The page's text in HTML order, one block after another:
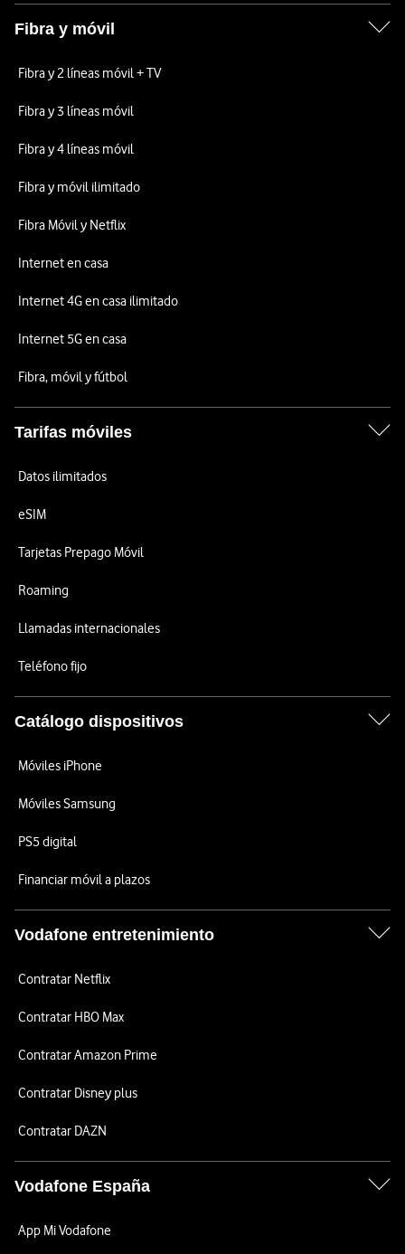
Fibra y móvil
Fibra y 2 líneas móvil + TV
Fibra y 3 líneas móvil
Fibra y 4 líneas móvil
Fibra y móvil ilimitado
Fibra Móvil y Netflix
Internet en casa
Internet 4G en casa ilimitado
Internet 5G en casa
Fibra, móvil y fútbol
Tarifas móviles
Datos ilimitados
eSIM
Tarjetas Prepago Móvil
Roaming
Llamadas internacionales
Teléfono fijo
Catálogo dispositivos
Móviles iPhone
Móviles Samsung
PS5 digital
Financiar móvil a plazos
Vodafone entretenimiento
Contratar Netflix
Contratar HBO Max
Contratar Amazon Prime
Contratar Disney plus
Contratar DAZN
Vodafone España
App Mi Vodafone